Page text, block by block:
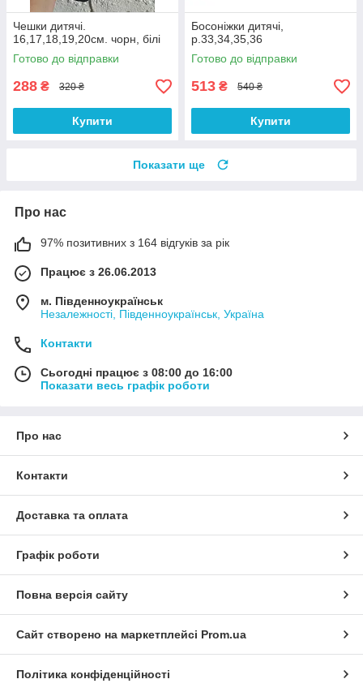
Чешки дитячі.
16,17,18,19,20см. чорн, білі
Готово до відправки
288 ₴ 320 ₴
Купити
Босоніжки дитячі,
р.33,34,35,36
Готово до відправки
513 ₴ 540 ₴
Купити
Показати ще
Про нас
97% позитивних з 164 відгуків за рік
Працює з 26.06.2013
м. Південноукраїнськ
Незалежності, Південноукраїнськ, Україна
Контакти
Сьогодні працює з 08:00 до 16:00
Показати весь графік роботи
Про нас
Контакти
Доставка та оплата
Графік роботи
Повна версія сайту
Сайт створено на маркетплейсі Prom.ua
Політика конфіденційності